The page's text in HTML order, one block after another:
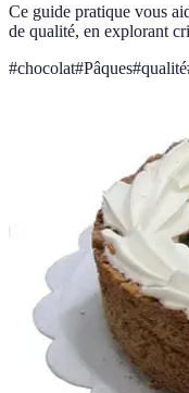
Ce guide pratique vous
de qualité, en explorant
#chocolat#Pâques#qualité